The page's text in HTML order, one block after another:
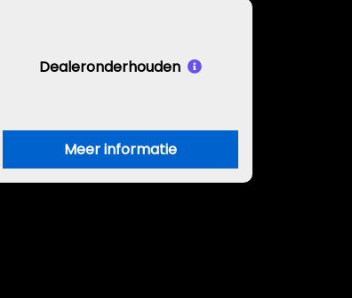
Dealeronderhouden
Meer informatie